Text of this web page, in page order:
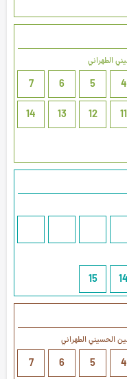
الطهراني
4
5
6
7
11
12
13
14
14
15
الحسيني الطهراني
4
5
6
7